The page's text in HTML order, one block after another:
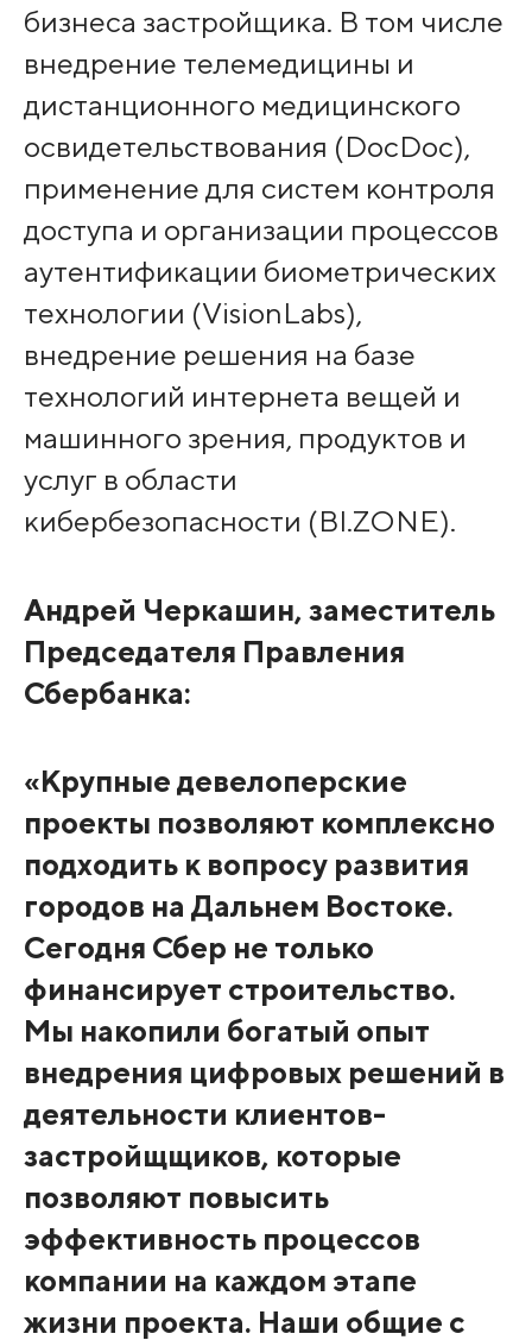
бизнеса застройщика. В том числе
внедрение телемедицины и
дистанционного медицинского
освидетельствования (DocDoc),
применение для систем контроля
доступа и организации процессов
аутентификации биометрических
технологии (VisionLabs),
внедрение решения на базе
технологий интернета вещей и
машинного зрения, продуктов и
услуг в области
кибербезопасности (BI.ZONE).
Андрей Черкашин, заместитель
Председателя Правления
Сбербанка:
«Крупные девелоперские
проекты позволяют комплексно
подходить к вопросу развития
городов на Дальнем Востоке.
Сегодня Сбер не только
финансирует строительство.
Мы накопили богатый опыт
внедрения цифровых решений в
деятельности клиентов-
застройщщиков, которые
позволяют повысить
эффективность процессов
компании на каждом этапе
жизни проекта. Наши общие с